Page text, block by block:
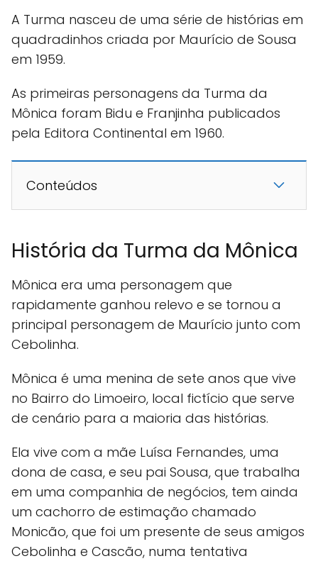
A Turma nasceu de uma série de histórias em
quadradinhos criada por Maurício de Sousa
em 1959.
As primeiras personagens da Turma da
Mônica foram Bidu e Franjinha publicados
pela Editora Continental em 1960.
Conteúdos
História da Turma da Mônica
Mônica era uma personagem que
rapidamente ganhou relevo e se tornou a
principal personagem de Maurício junto com
Cebolinha.
Mônica é uma menina de sete anos que vive
no Bairro do Limoeiro, local fictício que serve
de cenário para a maioria das histórias.
Ela vive com a mãe Luísa Fernandes, uma
dona de casa, e seu pai Sousa, que trabalha
em uma companhia de negócios, tem ainda
um cachorro de estimação chamado
Monicão, que foi um presente de seus amigos
Cebolinha e Cascão, numa tentativa